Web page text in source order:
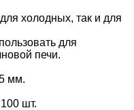
холодных, так и для
для
печи.
мм.
шт.